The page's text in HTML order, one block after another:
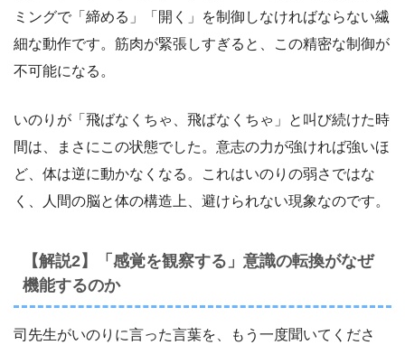
ミングで「締める」「開く」を制御しなければならない繊
細な動作です。筋肉が緊張しすぎると、この精密な制御が
不可能になる。
いのりが「飛ばなくちゃ、飛ばなくちゃ」と叫び続けた時
間は、まさにこの状態でした。意志の力が強ければ強いほ
ど、体は逆に動かなくなる。これはいのりの弱さではな
く、人間の脳と体の構造上、避けられない現象なのです。
【解説2】「感覚を観察する」意識の転換がなぜ
機能するのか
司先生がいのりに言った言葉を、もう一度聞いてくださ